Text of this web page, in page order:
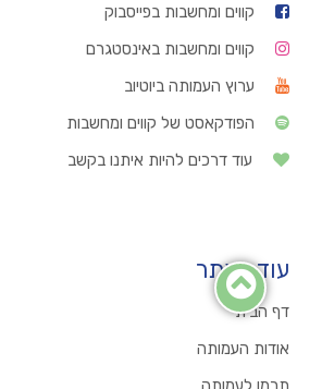
קווים ומחשבות בפייסבוק
קווים ומחשבות באינסטגרם
ערוץ העמותה ביוטיוב
הפודקאסט של קווים ומחשבות
עוד דרכים להיות איתנו בקשב
עוד באתר
דף הבית
אודות העמותה